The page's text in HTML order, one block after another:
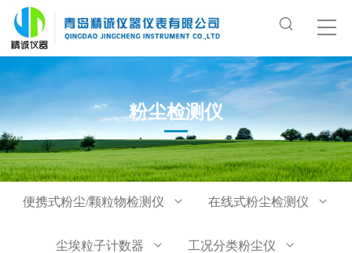
粉尘检测仪
便携式粉尘/颗粒物检测仪 在线式粉尘检测仪
尘埃粒子计数器 工况分类粉尘仪